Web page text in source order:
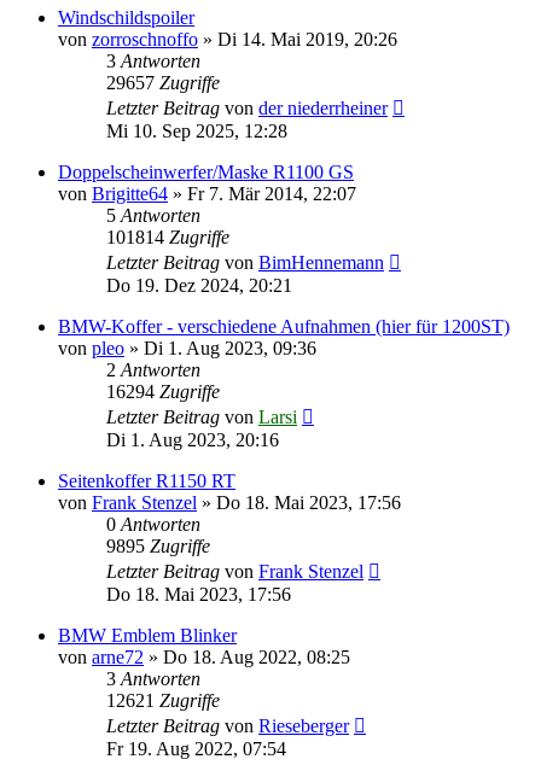
Windschildspoiler
von zorroschnoffo » Di 14. Mai 2019, 20:26
3 Antworten
29657 Zugriffe
Letzter Beitrag von der niederrheiner
Mi 10. Sep 2025, 12:28
Doppelscheinwerfer/Maske R1100 GS
von Brigitte64 » Fr 7. Mär 2014, 22:07
5 Antworten
101814 Zugriffe
Letzter Beitrag von BimHennemann
Do 19. Dez 2024, 20:21
BMW-Koffer - verschiedene Aufnahmen (hier für 1200ST)
von pleo » Di 1. Aug 2023, 09:36
2 Antworten
16294 Zugriffe
Letzter Beitrag von Larsi
Di 1. Aug 2023, 20:16
Seitenkoffer R1150 RT
von Frank Stenzel » Do 18. Mai 2023, 17:56
0 Antworten
9895 Zugriffe
Letzter Beitrag von Frank Stenzel
Do 18. Mai 2023, 17:56
BMW Emblem Blinker
von arne72 » Do 18. Aug 2022, 08:25
3 Antworten
12621 Zugriffe
Letzter Beitrag von Rieseberger
Fr 19. Aug 2022, 07:54